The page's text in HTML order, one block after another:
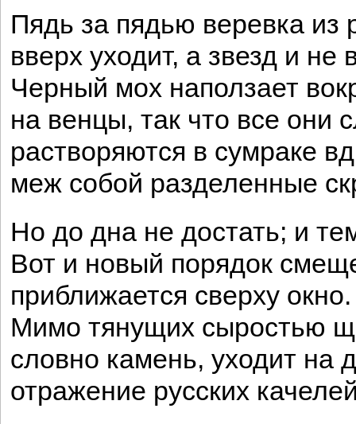
Пядь за пядью веревка из
вверх уходит, а звезд и не
Черный мох наползает
на венцы, так что все они
растворяются в сумраке
меж собой разделенные
Но до дна не достать; и
Вот и новый порядок
приближается сверху окно.
Мимо тянущих сыростью
словно камень, уходит на
отражение русских